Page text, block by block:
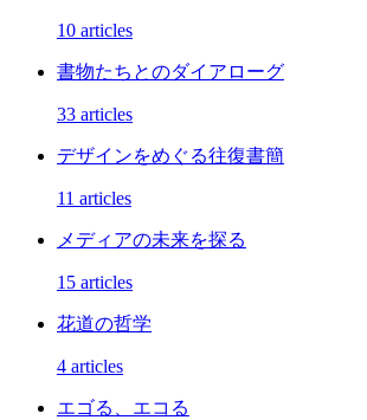
10 articles
書物たちとのダイアローグ
33 articles
デザインをめぐる往復書簡
11 articles
メディアの未来を探る
15 articles
花道の哲学
4 articles
エゴる、エコる